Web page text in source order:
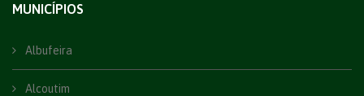
MUNICÍPIOS
Albufeira
Alcoutim